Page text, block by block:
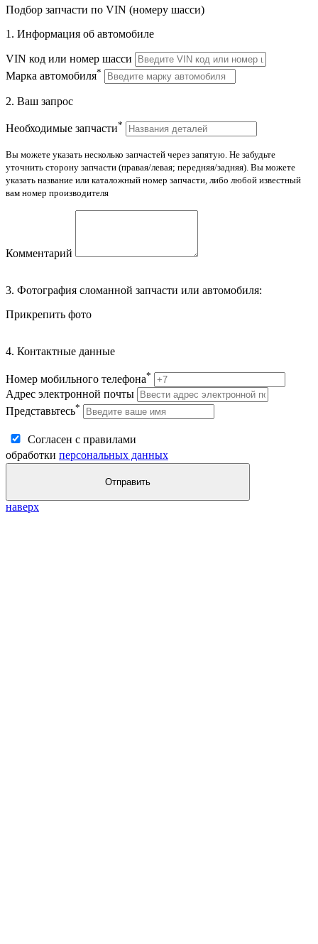
Подбор запчасти по VIN (номеру шасси)
1. Информация об автомобиле
VIN код или номер шасси
Марка автомобиля*
2. Ваш запрос
Необходимые запчасти*
Вы можете указать несколько запчастей через запятую. Не забудьте
уточнить сторону запчасти (правая/левая; передняя/задняя). Вы можете
указать название или каталожный номер запчасти, либо любой известный
вам номер производителя
Комментарий
3. Фотография сломанной запчасти или автомобиля:
Прикрепить фото
4. Контактные данные
Номер мобильного телефона*
Адрес электронной почты
Представьтесь*
Согласен с правилами
обработки персональных данных
Отправить
наверх